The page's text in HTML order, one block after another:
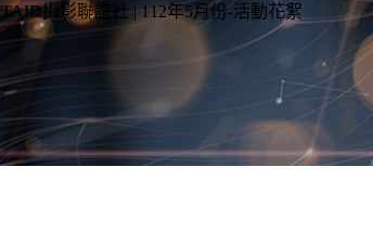
TAID攝影聯誼社 | 112年5月份-活動花絮